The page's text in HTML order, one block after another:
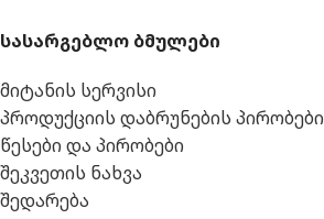
სასარგებლო ბმულები
მიტანის სერვისი
პროდუქციის დაბრუნების პირობები
წესები და პირობები
შეკვეთის ნახვა
შედარება